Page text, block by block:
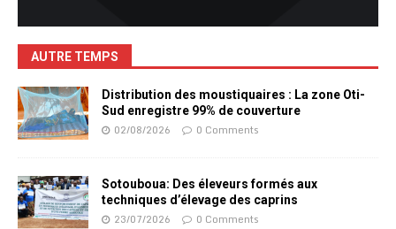
AUTRE TEMPS
Distribution des moustiquaires : La zone Oti-
Sud enregistre 99% de couverture
02/08/2026 0 Comments
Sotouboua: Des éleveurs formés aux
techniques d’élevage des caprins
23/07/2026 0 Comments